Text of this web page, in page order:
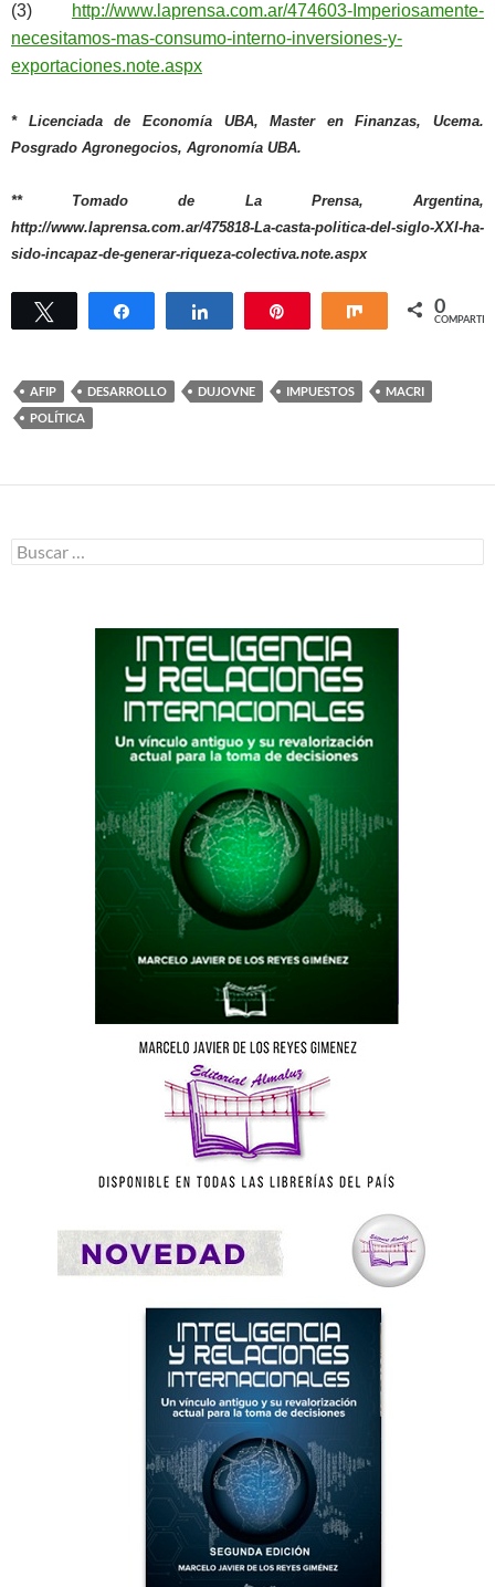
(3)
http://www.laprensa.com.ar/474603-Imperiosamente-
necesitamos-mas-consumo-interno-inversiones-y-
exportaciones.note.aspx
* Licenciada de Economía UBA, Master en Finanzas, Ucema.
Posgrado Agronegocios, Agronomía UBA.
** Tomado de La Prensa, Argentina,
http://www.laprensa.com.ar/475818-La-casta-politica-del-siglo-XXI-ha-
sido-incapaz-de-generar-riqueza-colectiva.note.aspx
Twittear Compartir Compartir Compartir
0
COMPARTIR
AFIP DESARROLLO DUJOVNE IMPUESTOS
MACRI
POLÍTICA
Buscar: